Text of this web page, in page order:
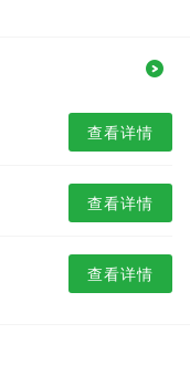
查看详情
查看详情
查看详情